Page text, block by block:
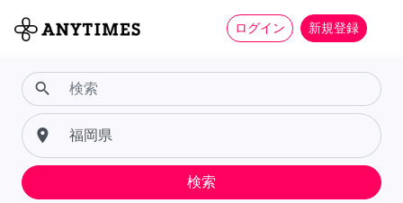
ログイン 新規登録
search
place
検索